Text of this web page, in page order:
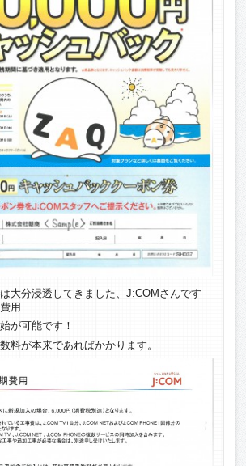
大分浸透してきました、J:COMさんです
用
が可能です！
料が本来であればかかります。